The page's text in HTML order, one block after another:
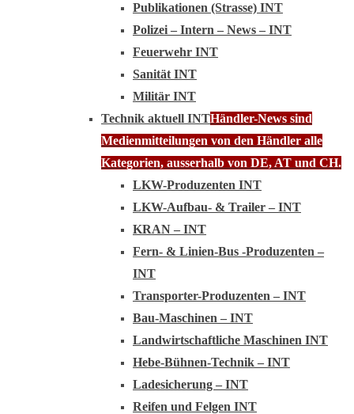
Publikationen (Strasse) INT
Polizei – Intern – News – INT
Feuerwehr INT
Sanität INT
Militär INT
Technik aktuell INTHändler-News sind
Medienmitteilungen von den Händler alle
Kategorien, ausserhalb von DE, AT und CH.
LKW-Produzenten INT
LKW-Aufbau- & Trailer – INT
KRAN – INT
Fern- & Linien-Bus -Produzenten –
INT
Transporter-Produzenten – INT
Bau-Maschinen – INT
Landwirtschaftliche Maschinen INT
Hebe-Bühnen-Technik – INT
Ladesicherung – INT
Reifen und Felgen INT